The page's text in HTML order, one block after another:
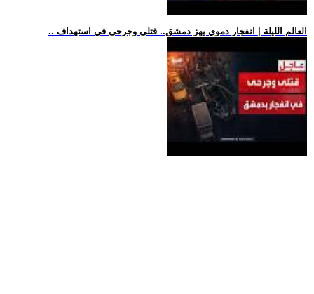
.. العالم الليلة | انفجار دموي يهز دمشق.. قتلى وجرحى في استهداف